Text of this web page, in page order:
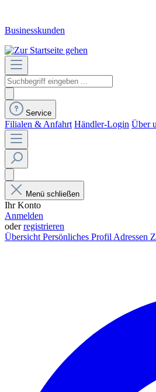
Businesskunden
Service
Filialen & Anfahrt Händler-Login Über
Menü schließen
Ihr Konto
Anmelden
oderregistrieren
ÜbersichtPersönliches ProfilAdressen